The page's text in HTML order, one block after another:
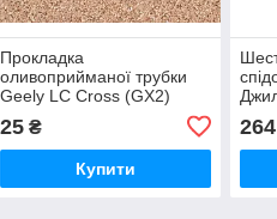
Прокладка
оливоприйманої трубки
Geely LC Cross (GX2)
Джілі ЛС Крос РХ 2 Джілі
ЛС Крос ГХ2
25₴
Купити
264